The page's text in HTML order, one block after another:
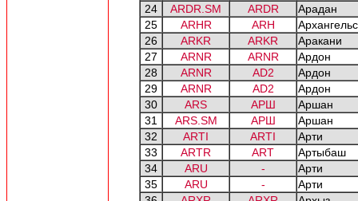
24
ARDR.SM ARDR
Арадан
25
ARHR ARH
26
ARKR ARKR
Аракани
27
ARNR ARNR
Ардон
28
ARNR AD2
Ардон
29
ARNR AD2
Ардон
30
ARS AРШ
Аршан
31
ARS.SM AРШ
Аршан
32
ARTI ARTI
Арти
33
ARTR ART
Артыбаш
34
ARU -
Арти
35
ARU -
Арти